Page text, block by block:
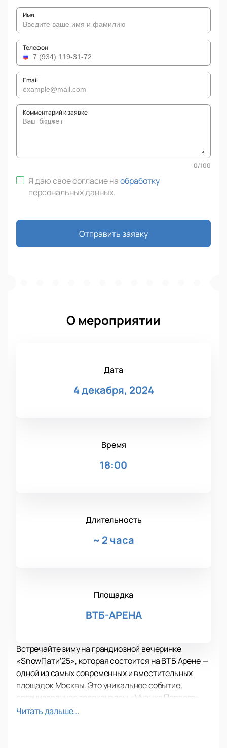
Имя
Телефон
Email
Комментарий к заявке
0/100
Я даю свое согласие наобработку
персональных данных.
Отправить заявку
О мероприятии
Дата
4 декабря, 2024
Время
18:00
Длительность
~ 2 часа
Площадка
ВТБ-АРЕНА
Встречайте зиму на грандиозной вечеринке
«SnowПати’25», которая состоится на ВТБ Арене —
одной из самых современных и вместительных
площадок Москвы. Это уникальное событие,
организованное телеканалом «Музыка Первого»,
обещает стать ярким завершением года, собрав на
Читать дальше...